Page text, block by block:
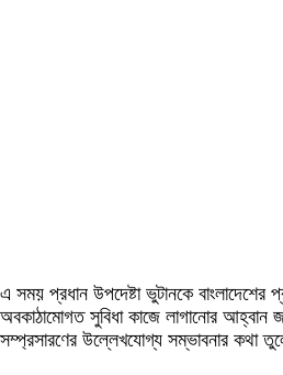
এ সময় প্রধান উপদেষ্টা ভুটানকে
অবকাঠামোগত সুবিধা কাজে লাগানোর আহ্বান
সম্প্রসারণের উল্লেখযোগ্য সম্ভাবনার কথা